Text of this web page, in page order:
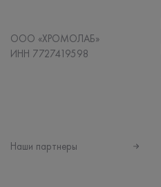
ООО «ХРОМОЛАБ»
ИНН 7727419598
Наши партнеры